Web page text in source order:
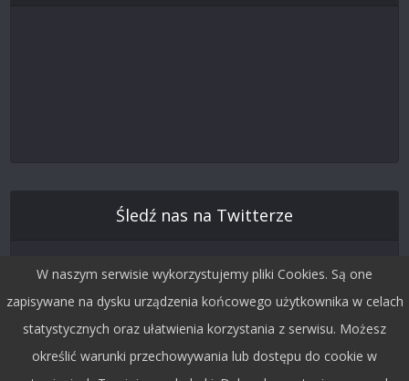
Śledź nas na Twitterze
W naszym serwisie wykorzystujemy pliki Cookies. Są one
zapisywane na dysku urządzenia końcowego użytkownika w celach
statystycznych oraz ułatwienia korzystania z serwisu. Możesz
określić warunki przechowywania lub dostępu do cookie w